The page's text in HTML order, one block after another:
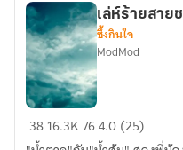
เล่ห์
ร้าย
เล่ห์ร้ายสาย
ซึ้งกินใจ
ModMod
3816.3K764.0 (25)